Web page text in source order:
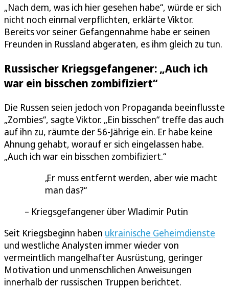
„Nach dem, was ich hier gesehen habe“, würde er sich
nicht noch einmal verpflichten, erklärte Viktor.
Bereits vor seiner Gefangennahme habe er seinen
Freunden in Russland abgeraten, es ihm gleich zu tun.
Russischer Kriegsgefangener: „Auch ich
war ein bisschen zombifiziert“
Die Russen seien jedoch von Propaganda beeinflusste
„Zombies“, sagte Viktor. „Ein bisschen“ treffe das auch
auf ihn zu, räumte der 56-Jährige ein. Er habe keine
Ahnung gehabt, worauf er sich eingelassen habe.
„Auch ich war ein bisschen zombifiziert.“
Er muss entfernt werden, aber wie macht
man das?
Kriegsgefangener über Wladimir Putin
Seit Kriegsbeginn haben ukrainische Geheimdienste
und westliche Analysten immer wieder von
vermeintlich mangelhafter Ausrüstung, geringer
Motivation und unmenschlichen Anweisungen
innerhalb der russischen Truppen berichtet.